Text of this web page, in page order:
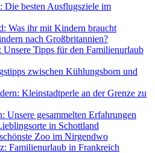
besten Ausflugsziele im
Was ihr mit Kindern braucht
nach Großbritannien?
Tipps für den Familienurlaub
zwischen Kühlungsborn und
Kleinstadtperle an der Grenze zu
Unsere gesammelten Erfahrungen
in Schottland
Zoo im Nirgendwo
Familienurlaub in Frankreich